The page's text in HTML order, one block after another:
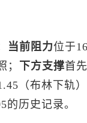
当前阻力位于
； 下方支撑首
（布林下轨
的历史记录。